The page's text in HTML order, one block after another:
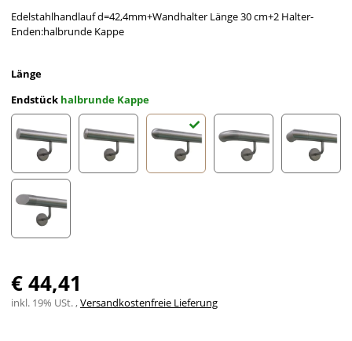
Edelstahlhandlauf d=42,4mm+Wandhalter Länge 30 cm+2 Halter-
Enden:halbrunde Kappe
Länge
Endstück halbrunde Kappe
gerade Kappe
€ 44,41
inkl. 19% USt. ,Versandkostenfreie Lieferung